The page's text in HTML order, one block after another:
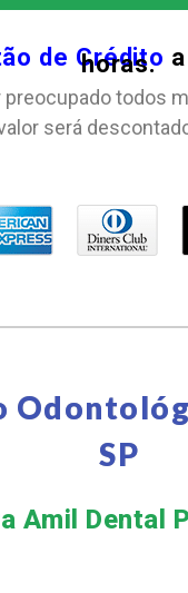
de Crédito
horas.
todos
será
SP
Amil Dental